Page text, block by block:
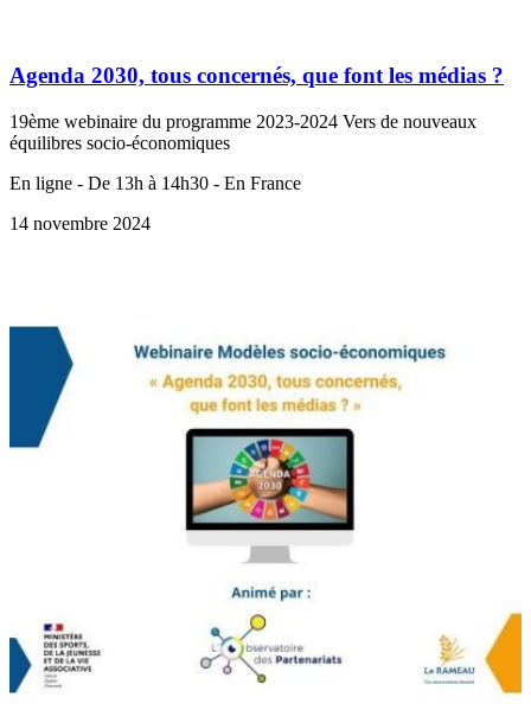
Agenda 2030, tous concernés, que font les médias ?
19ème webinaire du programme 2023-2024 Vers de nouveaux
équilibres socio-économiques
En ligne - De 13h à 14h30 - En France
14 novembre 2024